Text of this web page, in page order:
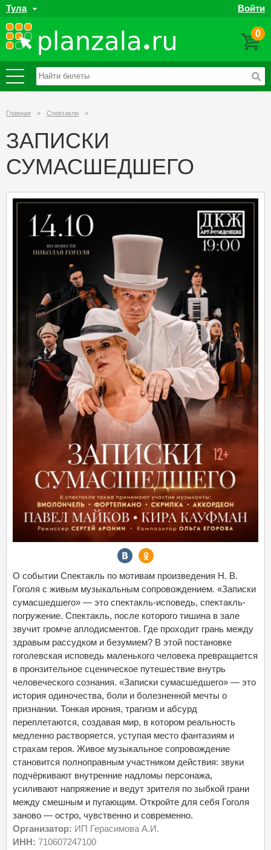
Тула Войти
0
Главная » Спектакли »
ЗАПИСКИ
СУМАСШЕДШЕГО
О событии Спектакль по мотивам произведения Н. В.
Гоголя с живым музыкальным сопровождением. «Записки
сумасшедшего» — это спектакль-исповедь, спектакль-
погружение. Спектакль, после которого тишина в зале
звучит громче аплодисментов. Где проходит грань между
здравым рассудком и безумием? В этой постановке
гоголевская исповедь маленького человека превращается
в пронзительное сценическое путешествие внутрь
человеческого сознания. «Записки сумасшедшего» — это
история одиночества, боли и болезненной мечты о
признании. Тонкая ирония, трагизм и абсурд
переплетаются, создавая мир, в котором реальность
медленно растворяется, уступая место фантазиям и
страхам героя. Живое музыкальное сопровождение
становится полноправным участником действия: звуки
подчёркивают внутренние надломы персонажа,
усиливают напряжение и ведут зрителя по зыбкой грани
между смешным и пугающим. Откройте для себя Гоголя
заново — остро, чувственно и современно.
Организатор: ИП Герасимова А.И.
ИНН: 710607247100